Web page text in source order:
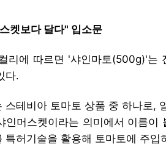
켓보다 달다" 입소문
리에 따르면 '샤인마토(500g)'는
다.
스테비아 토마토 상품 중 하나로,
인머스켓이라는 의미에서 이름이
특허기술을 활용해 토마토에 주입